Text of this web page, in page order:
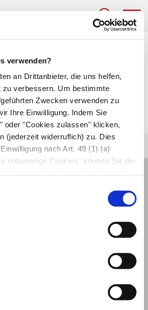
verwenden?
an Drittanbieter, die uns helfen,
zu verbessern. Um bestimmte
Zwecken verwenden zu
Ihre Einwilligung. Indem Sie
oder "Cookies zulassen" klicken,
(jederzeit widerruflich) zu. Dies
nach Art. 49 (1) (a)
notwendige Cookies" können Sie die
oder mehrerer Handwurzel-
Fingerknochen .